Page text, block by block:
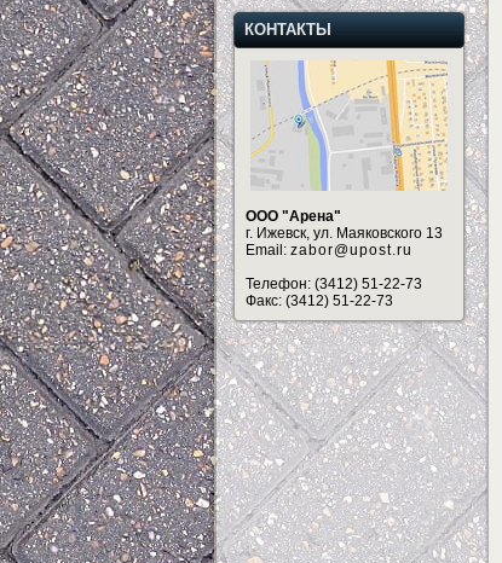
КОНТАКТЫ
ООО "Арена"
г. Ижевск, ул. Маяковского 13
Email: zabor@upost.ru
Телефон: (3412) 51-22-73
Факс: (3412) 51-22-73